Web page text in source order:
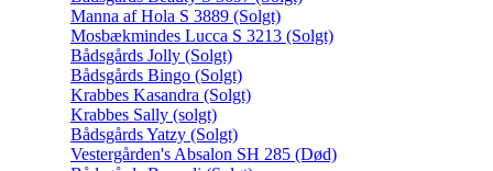
Manna af Hola S 3889 (Solgt)
Mosbækmindes Lucca S 3213 (Solgt)
Bådsgårds Jolly (Solgt)
Bådsgårds Bingo (Solgt)
Krabbes Kasandra (Solgt)
Krabbes Sally (solgt)
Bådsgårds Yatzy (Solgt)
Vestergården's Absalon SH 285 (Død)